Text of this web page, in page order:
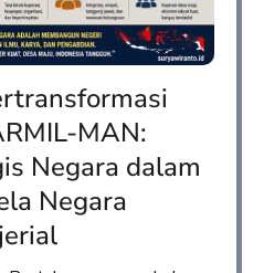
MAN:
Negara dalam
Negara